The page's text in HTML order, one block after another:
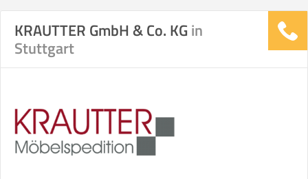
KRAUTTER GmbH & Co. KGin
Stuttgart